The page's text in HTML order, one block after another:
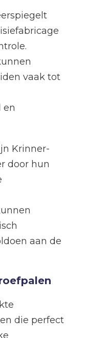
vaak tot
en
Krinner-
door hun
aan de
die perfect